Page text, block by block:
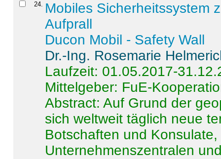
24. Mobiles Sicherheitssystem
Aufprall
Ducon Mobil - Safety Wall
Dr.-Ing. Rosemarie
Laufzeit: 01.05.2017-
Mittelgeber: FuE-
Abstract:Auf Grund der
sich weltweit täglich neue
Botschaften und
Unternehmenszentralen